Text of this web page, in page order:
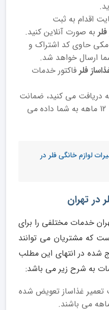
اقدام به ثبت
به صورت آنلاین کنید.
حاوی کد اشتراک و
ارسال خواهد شد.
فلر فاکتور خدمات
دریافت می کنید، ضمانت
نامه ای معتبر با اعتبار 9 تا 12 ماهه به شما داده می
لوازم خانگی فلر در
در تهران
خدمات مختلفی را برای
که مشتریان می توانند
شده در انتهای این مطلب
به شرح زیر می باشد:
غذاساز تعویض شده